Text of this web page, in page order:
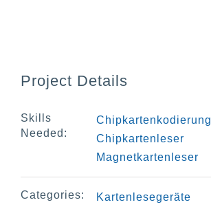
Project Details
Skills
Needed:
Chipkartenkodierung
Chipkartenleser
Magnetkartenleser
Categories:
Kartenlesegeräte